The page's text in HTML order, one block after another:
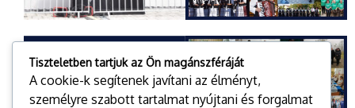
Tiszteletben tartjuk az Ön magánszféráját
A cookie-k segítenek javítani az élményt,
személyre szabott tartalmat nyújtani és forgalmat